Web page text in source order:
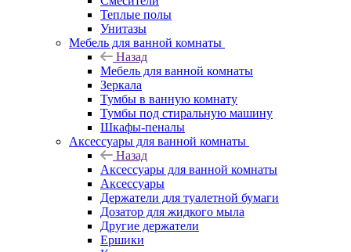
Теплые полы
Унитазы
Мебель для ванной комнаты
Назад
Мебель для ванной комнаты
Зеркала
Тумбы в ванную комнату
Тумбы под стиральную машину
Шкафы-пеналы
Аксессуары для ванной комнаты
Назад
Аксессуары для ванной комнаты
Аксессуары
Держатели для туалетной бумаги
Дозатор для жидкого мыла
Другие держатели
Ершики